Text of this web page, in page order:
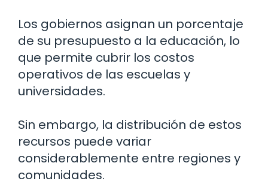
Los gobiernos asignan un porcentaje
de su presupuesto a la educación, lo
que permite cubrir los costos
operativos de las escuelas y
universidades.
Sin embargo, la distribución de estos
recursos puede variar
considerablemente entre regiones y
comunidades.